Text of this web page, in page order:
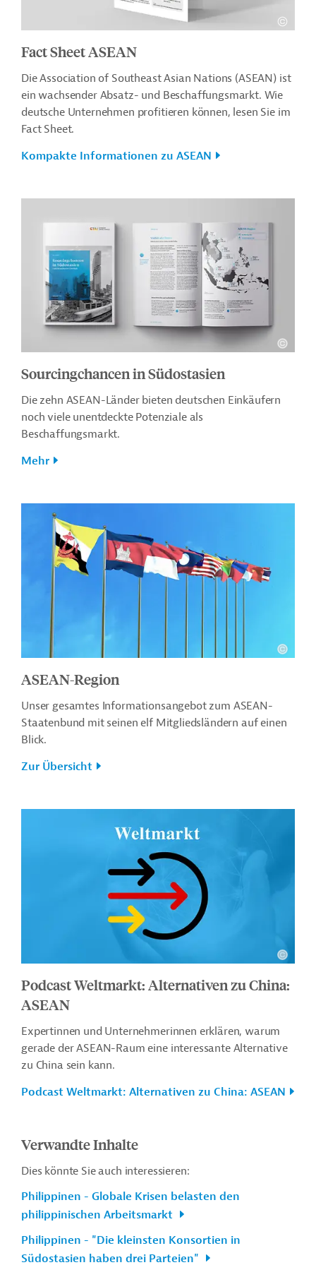
Fact Sheet ASEAN
Die Association of Southeast Asian Nations (ASEAN) ist
ein wachsender Absatz- und Beschaffungsmarkt. Wie
deutsche Unternehmen profitieren können, lesen Sie im
Fact Sheet.
Kompakte Informationen zu ASEAN
Sourcingchancen in Südostasien
Die zehn ASEAN-Länder bieten deutschen Einkäufern
noch viele unentdeckte Potenziale als
Beschaffungsmarkt.
Mehr
ASEAN-Region
Unser gesamtes Informationsangebot zum ASEAN-
Staatenbund mit seinen elf Mitgliedsländern auf einen
Blick.
Zur Übersicht
Podcast Weltmarkt: Alternativen zu China:
ASEAN
Expertinnen und Unternehmerinnen erklären, warum
gerade der ASEAN-Raum eine interessante Alternative
zu China sein kann.
Podcast Weltmarkt: Alternativen zu China: ASEAN
Verwandte Inhalte
Dies könnte Sie auch interessieren:
Philippinen - Globale Krisen belasten den
philippinischen Arbeitsmarkt
Philippinen - "Die kleinsten Konsortien in
Südostasien haben drei Parteien"